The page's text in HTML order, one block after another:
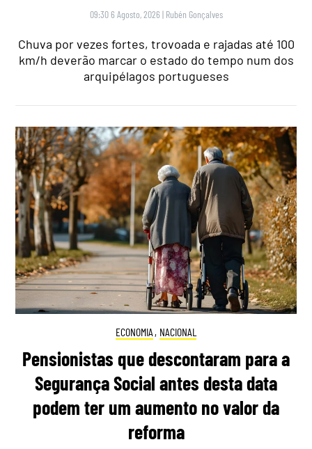
09:30 6 Agosto, 2026 | Rubén Gonçalves
Chuva por vezes fortes, trovoada e rajadas até 100
km/h deverão marcar o estado do tempo num dos
arquipélagos portugueses
ECONOMIA , NACIONAL
Pensionistas que descontaram para a
Segurança Social antes desta data
podem ter um aumento no valor da
reforma